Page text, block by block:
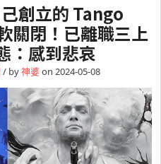
己創立的 Tango
關閉！已離職三上
：感到悲哀
/ by神婆on 2024-05-08